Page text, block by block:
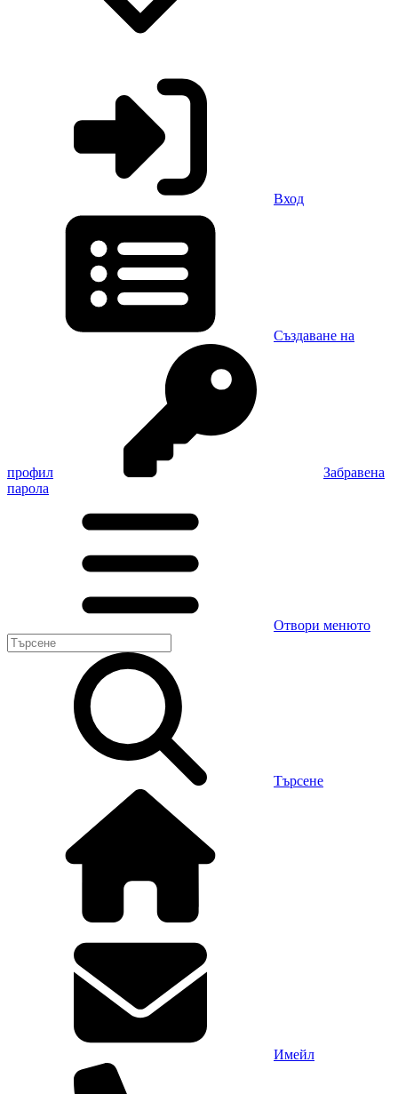
Вход
Създаване на
профил
Забравена
парола
Отвори менюто
Търсене
Имейл